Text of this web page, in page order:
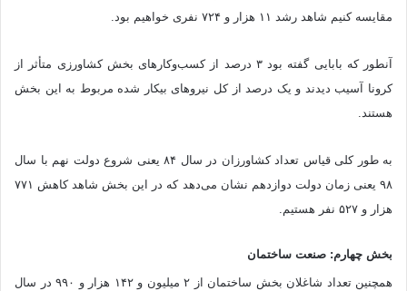
مقایسه کنیم شاهد رشد ۱۱ هزار و ۷۲۴ نفری خواهیم بود.
آنطور که بابایی گفته بود ۳ درصد از کسب‌وکارهای بخش کشاورزی متأثر از
کرونا آسیب دیدند و یک درصد از کل نیروهای بیکار شده مربوط به این بخش
هستند.
به طور کلی قیاس تعداد کشاورزان در سال ۸۴ یعنی شروع دولت نهم با سال
۹۸ یعنی زمان دولت دوازدهم نشان می‌دهد که در این بخش شاهد کاهش ۷۷۱
هزار و ۵۲۷ نفر هستیم.
بخش چهارم: صنعت ساختمان
همچنین تعداد شاغلان بخش ساختمان از ۲ میلیون و ۱۴۲ هزار و ۹۹۰ در سال